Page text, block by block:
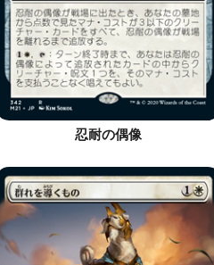
忍耐の偶像